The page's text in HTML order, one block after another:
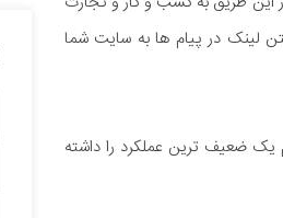
لینک در پیام ها به سایت شما
یک ضعیف ترین عملکرد را داشته